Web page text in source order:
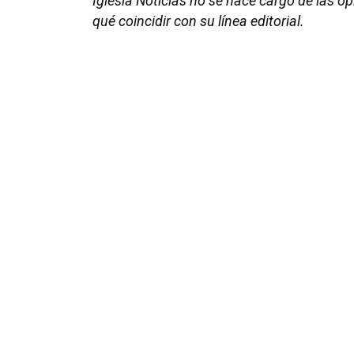
qué coincidir con su línea editorial.